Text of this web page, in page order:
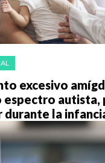
excesivo
autista,
durante la